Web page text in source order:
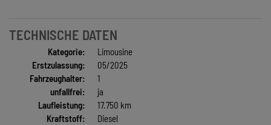
TECHNISCHE DATEN
Kategorie:
Limousine
Erstzulassung:
05/2025
Fahrzeughalter:
1
unfallfrei:
ja
Laufleistung:
17.750 km
Kraftstoff:
Diesel